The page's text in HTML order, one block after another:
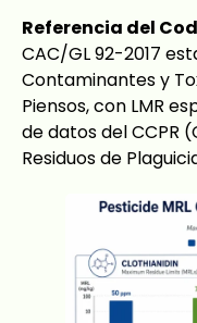
Referencia del
CAC/GL 92-2017
Contaminantes y
Piensos, con LMR
de datos del CCPR
Residuos de